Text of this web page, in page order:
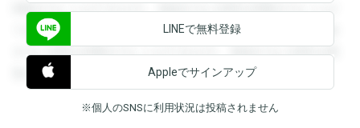
閲覧することができます。登録すると回答を閲覧することが
できます。登録すると回答を閲覧することができます。登録
すると回答を閲覧することができます。登録すると回答を閲
覧することができます。
LINEで無料登録
Appleでサインアップ
※個人のSNSに利用状況は投稿されません